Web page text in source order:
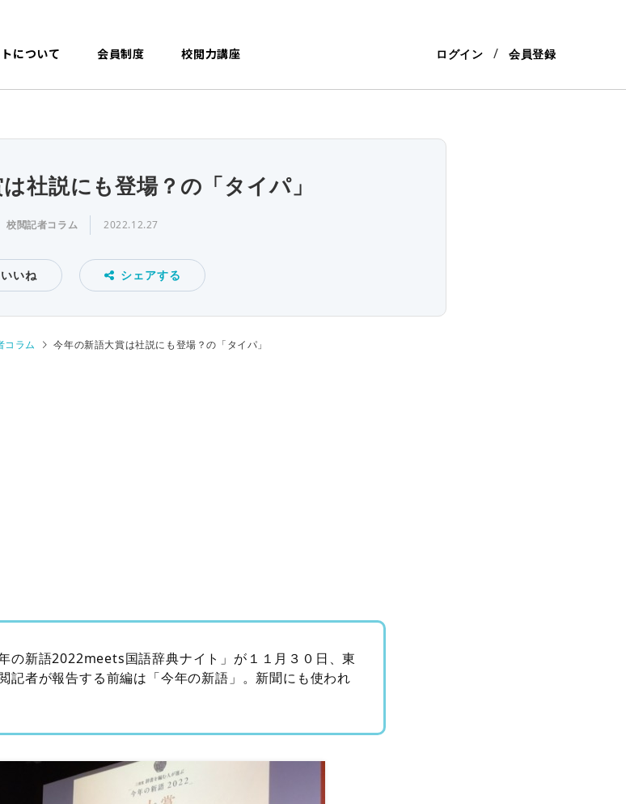
について 会員制度 校閲力講座 ログイン 会員登録
社説にも登場？の「タイパ」
校閲記者コラム 2022.12.27
いね シェアする
コラム 今年の新語大賞は社説にも登場？の「タイパ」
の新語2022meets国語辞典ナイト」が１１月３０日、東
記者が報告する前編は「今年の新語」。新聞にも使われ